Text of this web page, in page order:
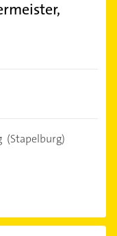
(Stapelburg)